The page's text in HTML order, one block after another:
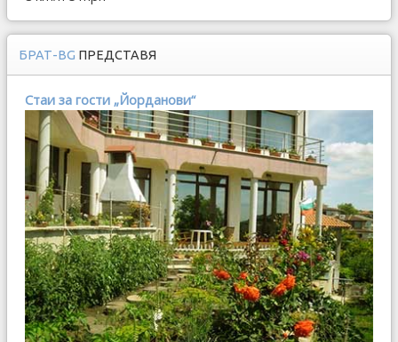
БРАТ-BG ПРЕДСТАВЯ
Стаи за гости „Йорданови“